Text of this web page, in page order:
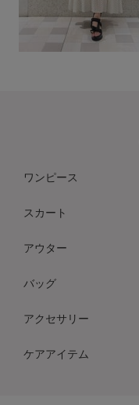
ワンピース
スカート
アウター
バッグ
アクセサリー
ケアアイテム